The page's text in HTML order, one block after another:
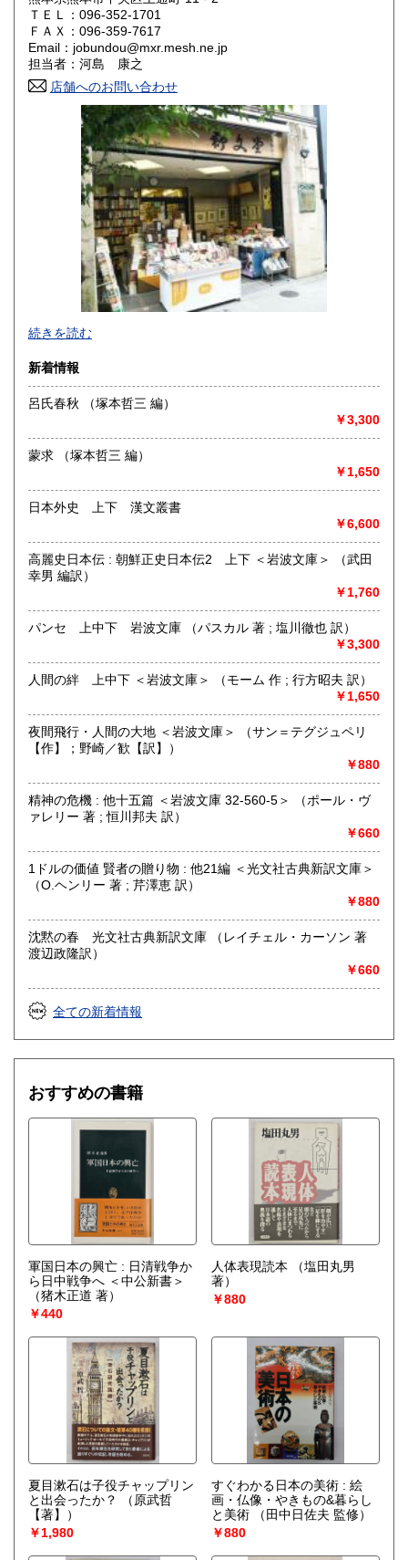
岡山県 190円
山口県 190円 徳島県
香川県 190円
190円 福岡県
190円 長崎県
190円 大分県
190円 鹿児島県
190円
ＴＥＬ：096-352-1701
ＦＡＸ：096-359-7617
Email：jobundou@mxr.mesh.ne.jp
担当者：河島 康之
店舗へのお問い合わせ
明治10年創業。九州の郷土誌、特に熊本の郷土誌を中心に揃
えております。その他古典籍、和本、古文書、自筆物から歴
沿線名：JR および 熊本市電
最寄駅：熊本駅より熊本市電に乗り換えて「通町筋」電停下
営業時間：10:00〜19:00
定休日：毎週火曜日
書籍の買取について
熊本県内出張いたします。特に古文書・貴重書・古典籍・和
合わせください。
学術書・趣味サブカル系および一般書籍につきましても買取
しております。出張または持ち込みのご相談はお電話やFAX
メールにておうけいたします。
(これらの種類の書籍は原則熊本県内の方に限らせていただき
取り扱い分野
哲学宗教、歴史、社会科学、自然科学、美術工芸、国語国
文、外国文学、古典籍、近代文献、趣味、古書一般（その
他）
続きを読む
新着情報
呂氏春秋 （塚本哲三 編）
￥3,300
蒙求 （塚本哲三 編）
￥1,650
日本外史 上下 漢文叢書
￥6,600
高麗史日本伝 : 朝鮮正史日本伝2 上下 ＜岩波文庫＞ （武田
幸男 編訳）
￥1,760
パンセ 上中下 岩波文庫 （パスカル 著 ; 塩川徹也 訳）
￥3,300
人間の絆 上中下 ＜岩波文庫＞ （モーム 作 ; 行方昭夫 訳）
￥1,650
夜間飛行・人間の大地 ＜岩波文庫＞ （サン＝テグジュペリ
【作】；野崎／歓【訳】）
￥880
精神の危機 : 他十五篇 ＜岩波文庫 32-560-5＞ （ポール・ヴ
ァレリー 著 ; 恒川邦夫 訳）
￥660
1ドルの価値 賢者の贈り物 : 他21編 ＜光文社古典新訳文庫＞
（O.ヘンリー 著 ; 芹澤恵 訳）
￥880
沈黙の春 光文社古典新訳文庫 （レイチェル・カーソン 著
渡辺政隆訳）
￥660
全ての新着情報
おすすめの書籍
軍国日本の興亡 : 日清戦争か
ら日中戦争へ ＜中公新書＞
（猪木正道 著）
￥440
人体表現読本
（塩田丸男
著）
￥880
夏目漱石は子役チャップリン
と出会ったか？
（原武哲
【著】）
￥1,980
すぐわかる日本の美術 : 絵
画・仏像・やきもの&暮らし
と美術
（田中日佐夫 監修）
￥880